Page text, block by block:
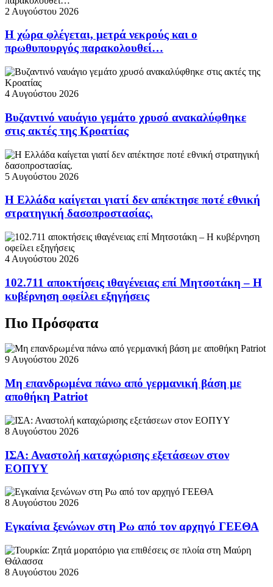
2 Αυγούστου 2026
Η χώρα φλέγεται, μετρά νεκρούς και ο
πρωθυπουργός παρακολουθεί…
4 Αυγούστου 2026
Βυζαντινό ναυάγιο γεμάτο χρυσό ανακαλύφθηκε
στις ακτές της Κροατίας
5 Αυγούστου 2026
Η Ελλάδα καίγεται γιατί δεν απέκτησε ποτέ εθνική
στρατηγική δασοπροστασίας.
4 Αυγούστου 2026
102.711 αποκτήσεις ιθαγένειας επί Μητσοτάκη – Η
κυβέρνηση οφείλει εξηγήσεις
Πιο Πρόσφατα
9 Αυγούστου 2026
Μη επανδρωμένα πάνω από γερμανική βάση με
αποθήκη Patriot
8 Αυγούστου 2026
ΙΣΑ: Αναστολή καταχώρισης εξετάσεων στον
ΕΟΠΥΥ
8 Αυγούστου 2026
Εγκαίνια ξενώνων στη Ρω από τον αρχηγό ΓΕΕΘΑ
8 Αυγούστου 2026